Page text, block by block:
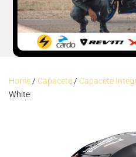
Home/ Capacete/ Capacete
White